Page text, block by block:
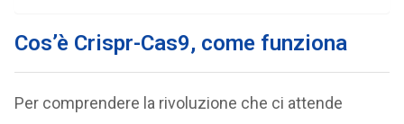
Cos’è Crispr-Cas9, come funziona
Per comprendere la rivoluzione che ci attende